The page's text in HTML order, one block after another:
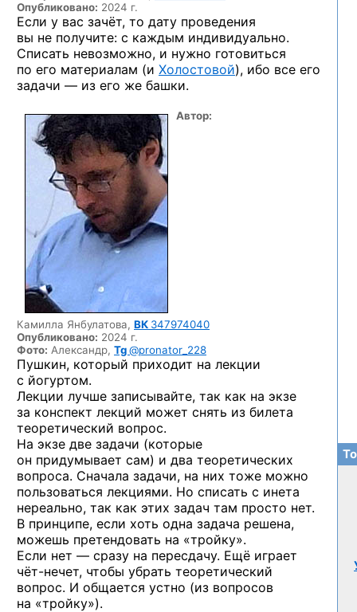
Опубликовано: 2024 г.
Если у вас зачёт, то дату проведения
вы не получите: с каждым индивидуально.
Списать невозможно, и нужно готовиться
по его материалам (и Холостовой), ибо все его
задачи — из его же башки.
Автор:
Камилла Янбулатова, ВК 347974040
Опубликовано: 2024 г.
Фото: Александр, Tg@pronator_228
Пушкин, который приходит на лекции
с йогуртом.
Лекции лучше записывайте, так как на экзе
за конспект лекций может снять из билета
теоретический вопрос.
На экзе две задачи (которые
он придумывает сам) и два теоретических
вопроса. Сначала задачи, на них тоже можно
пользоваться лекциями. Но списать с инета
нереально, так как этих задач там просто нет.
В принципе, если хоть одна задача решена,
можешь претендовать на «тройку».
Если нет — сразу на пересдачу. Ещё играет
чёт-нечет, чтобы убрать теоретический
вопрос. И общается устно (из вопросов
на «тройку»).